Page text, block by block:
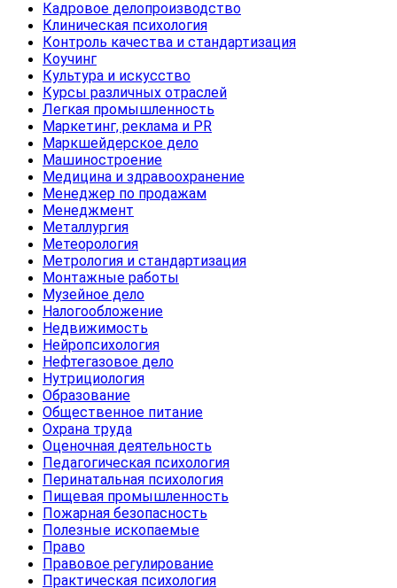
Кадровое делопроизводство
Клиническая психология
Контроль качества и стандартизация
Коучинг
Культура и искусство
Курсы различных отраслей
Легкая промышленность
Маркетинг, реклама и PR
Маркшейдерское дело
Машиностроение
Медицина и здравоохранение
Менеджер по продажам
Менеджмент
Металлургия
Метеорология
Метрология и стандартизация
Монтажные работы
Музейное дело
Налогообложение
Недвижимость
Нейропсихология
Нефтегазовое дело
Нутрициология
Образование
Общественное питание
Охрана труда
Оценочная деятельность
Педагогическая психология
Перинатальная психология
Пищевая промышленность
Пожарная безопасность
Полезные ископаемые
Право
Правовое регулирование
Практическая психология